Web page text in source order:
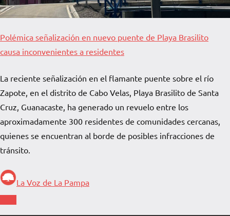
Polémica señalización en nuevo puente de Playa Brasilito
causa inconvenientes a residentes
La reciente señalización en el flamante puente sobre el río
Zapote, en el distrito de Cabo Velas, Playa Brasilito de Santa
Cruz, Guanacaste, ha generado un revuelo entre los
aproximadamente 300 residentes de comunidades cercanas,
quienes se encuentran al borde de posibles infracciones de
tránsito.
La Voz de La Pampa